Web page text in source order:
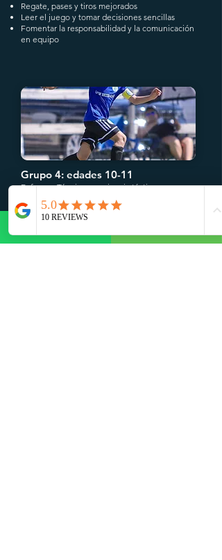
Regate, pases y tiros mejorados
Leer el juego y tomar decisiones sencillas
Fomentar la responsabilidad y la comunicación
en equipo
Grupo 4: edades 10-11
Enfoque: Técnica, conciencia táctica y
confianza.
Ejercicios de alta energíapara desarrollar
resistencia y fuerza.
presión.